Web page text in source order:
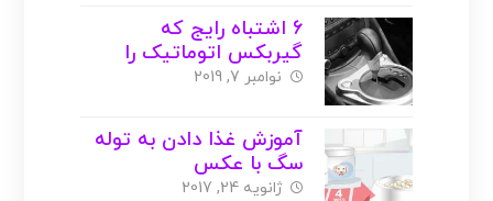
6 اشتباه رایج که
گیربکس اتوماتیک را
داغون میکند !!!
نوامبر 7, 2019
آموزش غذا دادن به توله
سگ با عکس
ژانویه 24, 2017